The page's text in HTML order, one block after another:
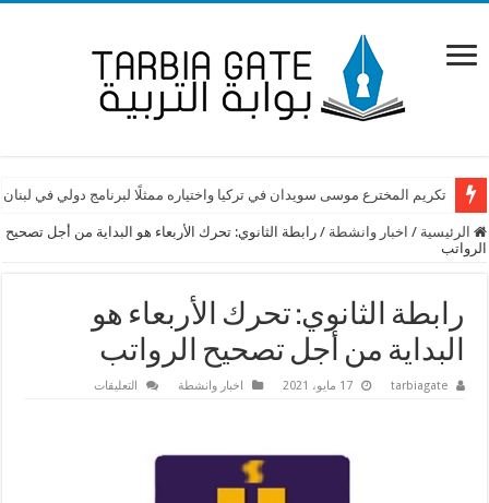
تكريم المخترع موسى سويدان في تركيا واختياره ممثلًا لبرنامج دولي في لبنان
الرئيسية / اخبار وانشطة / رابطة الثانوي: تحرك الأربعاء هو البداية من أجل تصحيح
الرواتب
رابطة الثانوي: تحرك الأربعاء هو
البداية من أجل تصحيح الرواتب
tarbiagate 17 مايو، 2021 اخبار وانشطة التعليقات